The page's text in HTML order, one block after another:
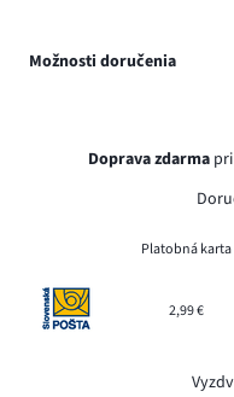
Možnosti doručenia
Doprava zdarma
Platobná karta
2,99 €